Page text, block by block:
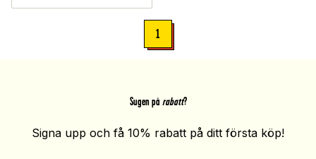
1
Sugen på rabatt?
Signa upp och få 10% rabatt på ditt första köp!